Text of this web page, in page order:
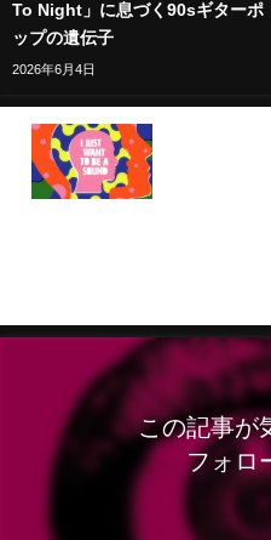
To Night」に息づく90sギターポ
ップの遺伝子
2026年6月4日
この記事が
フォロ